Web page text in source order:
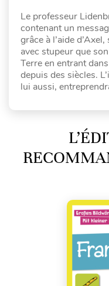
Le professeur
contenant un
grâce à l’aide
avec stupeur que
Terre en entrant
depuis des siècles.
lui aussi,